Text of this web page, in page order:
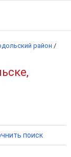
район /
поиск